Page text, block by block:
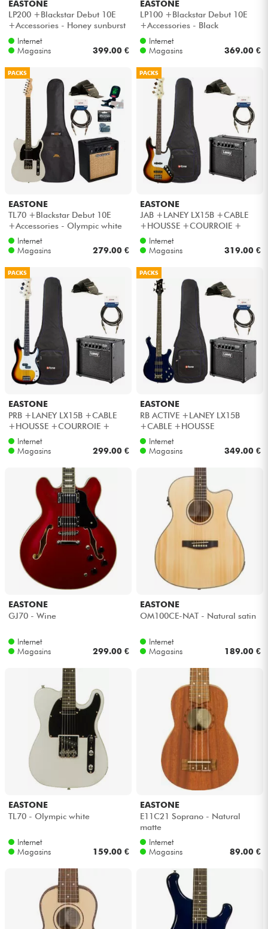
EASTONE
LP200 +Blackstar Debut 10E
+Accessories - Honey sunburst
Internet
Magasins
399.00 €
EASTONE
LP100 +Blackstar Debut 10E
+Accessories - Black
Internet
Magasins
369.00 €
PACKS
EASTONE
TL70 +Blackstar Debut 10E
+Accessories - Olympic white
Internet
Magasins
279.00 €
PACKS
EASTONE
JAB +LANEY LX15B +CABLE
+HOUSSE +COURROIE +
Housse basse éco - 3 tone
sunburst
Internet
Magasins
319.00 €
PACKS
EASTONE
PRB +LANEY LX15B +CABLE
+HOUSSE +COURROIE +
Housse basse éco - 3 tone
sunburst
Internet
Magasins
299.00 €
PACKS
EASTONE
RB ACTIVE +LANEY LX15B
+CABLE +HOUSSE
+COURROIE + Housse basse
éco - Blue
Internet
Magasins
349.00 €
EASTONE
GJ70 - Wine
Internet
Magasins
299.00 €
EASTONE
OM100CE-NAT - Natural satin
Internet
Magasins
189.00 €
EASTONE
TL70 - Olympic white
Internet
Magasins
159.00 €
EASTONE
E11C21 Soprano - Natural
matte
Internet
Magasins
89.00 €